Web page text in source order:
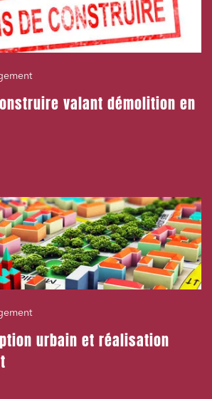
valant démolition en
urbain et réalisation